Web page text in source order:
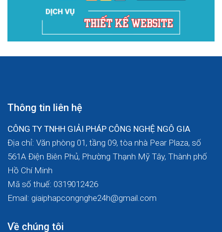
Thông tin liên hệ
CÔNG TY TNHH GIẢI PHÁP CÔNG NGHỆ NGÔ GIA
Địa chỉ: Văn phòng 01, tầng 09, tòa nhà Pear Plaza, số
561A Điện Biên Phủ, Phường Thạnh Mỹ Tây, Thành phố
Hồ Chí Minh
Mã số thuế: 0319012426
Email: giaiphapcongnghe24h@gmail.com
Về chúng tôi